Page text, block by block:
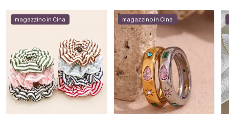
magazzino in Cina magazzino in Cina